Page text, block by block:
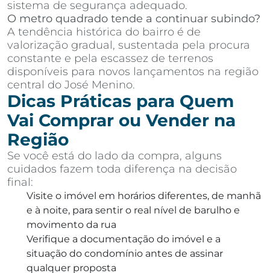
sistema de segurança adequado.
O metro quadrado tende a continuar subindo?
A tendência histórica do bairro é de
valorização gradual, sustentada pela procura
constante e pela escassez de terrenos
disponíveis para novos lançamentos na região
central do José Menino.
Dicas Práticas para Quem
Vai Comprar ou Vender na
Região
Se você está do lado da compra, alguns
cuidados fazem toda diferença na decisão
final:
Visite o imóvel em horários diferentes, de manhã
e à noite, para sentir o real nível de barulho e
movimento da rua
Verifique a documentação do imóvel e a
situação do condomínio antes de assinar
qualquer proposta